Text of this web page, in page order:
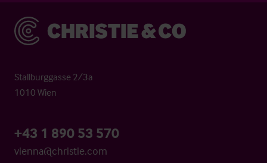
Christie & Co
Stallburggasse 2/3a
1010 Wien
+43 1 890 53 570
vienna@christie.com